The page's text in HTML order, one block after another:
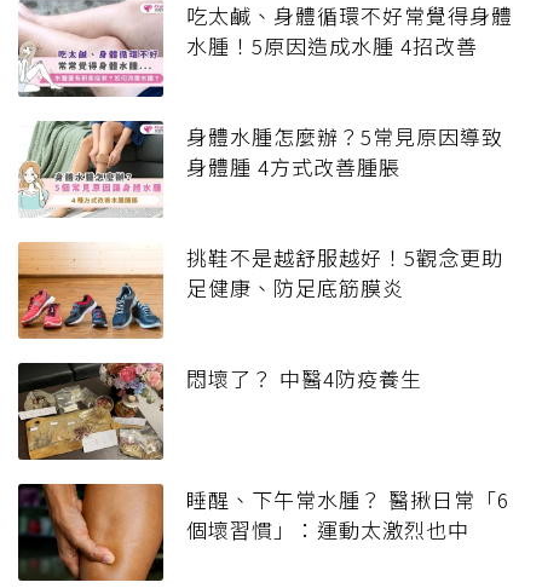
吃太鹹、身體循環不好常覺得身體
水腫！5原因造成水腫 4招改善
身體水腫怎麼辦？5常見原因導致
身體腫 4方式改善腫脹
挑鞋不是越舒服越好！5觀念更助
足健康、防足底筋膜炎
悶壞了？ 中醫4防疫養生
睡醒、下午常水腫？ 醫揪日常「6
個壞習慣」：運動太激烈也中